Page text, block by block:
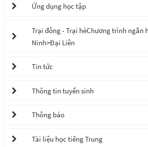
Ứng dụng học tập
Trại đông - Trại hèChương trình ngắn
Ninh>Đại Liên
Tin tức
Thông tin tuyển sinh
Thông báo
Tài liệu học tiếng Trung